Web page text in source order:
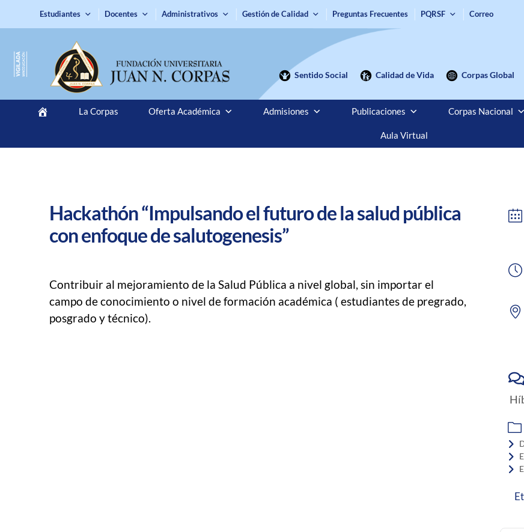
Estudiantes Docentes Administrativos Gestión de Calidad Preguntas Frecuentes PQRSF Correo
Sentido Social Calidad de Vida Corpas Global
La Corpas Oferta Académica Admisiones Publicaciones Corpas Nacional
Aula Virtual
Hackathón “Impulsando el futuro de la salud pública
con enfoque de salutogenesis”
Contribuir al mejoramiento de la Salud Pública a nivel global, sin importar el
campo de conocimiento o nivel de formación académica ( estudiantes de pregrado,
posgrado y técnico).